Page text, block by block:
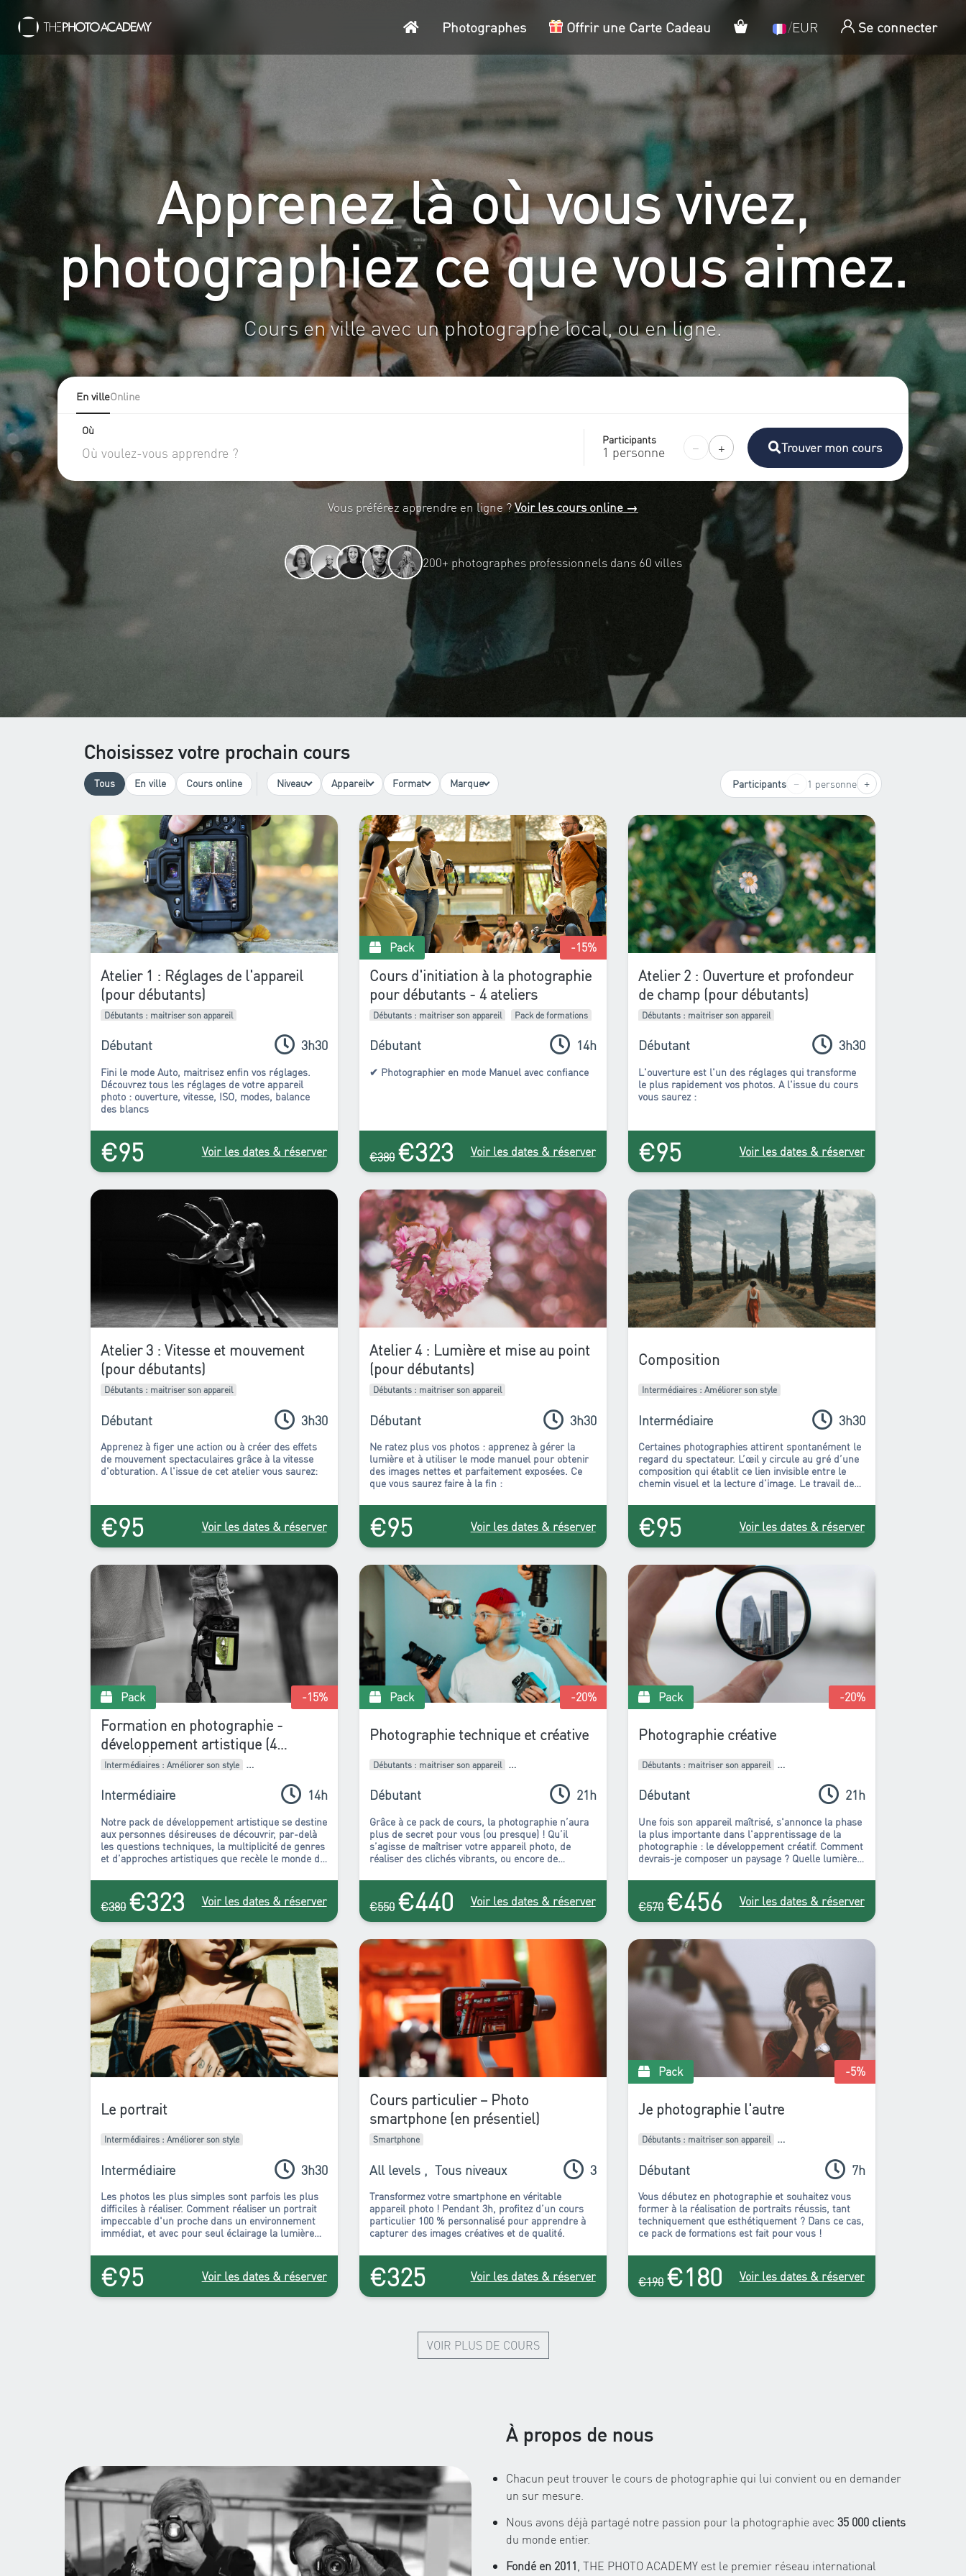
AccueilPhotographes Offrir une Carte Cadeau Panier/EUR Se connecter
Apprenez là où vous vivez,
photographiez ce que vous aimez.
Cours en ville avec un photographe local, ou en ligne.
En villeOnline
Où
Participants
1 personne − + Trouver mon cours
Vous préférez apprendre en ligne ?Voir les cours online →
200+ photographes professionnels dans 60 villes
Choisissez votre prochain cours
Tous En ville Cours online Niveau Appareil Format Marque Participants − 1 personne +
Atelier 1 : Réglages de l'appareil
(pour débutants)
Débutants : maitriser son appareil
Débutant 3h30
Fini le mode Auto, maitrisez enfin vos réglages.
Découvrez tous les réglages de votre appareil
photo : ouverture, vitesse, ISO, modes, balance
des blancs
€95 Voir les dates & réserver
Pack -15%
Cours d'initiation à la photographie
pour débutants - 4 ateliers
Débutants : maitriser son appareil Pack de formations
Débutant 14h
✔ Photographier en mode Manuel avec confiance
€380 €323 Voir les dates & réserver
Atelier 2 : Ouverture et profondeur
de champ (pour débutants)
Débutants : maitriser son appareil
Débutant 3h30
L'ouverture est l'un des réglages qui transforme
le plus rapidement vos photos. A l'issue du cours
vous saurez :
€95 Voir les dates & réserver
Atelier 3 : Vitesse et mouvement
(pour débutants)
Débutants : maitriser son appareil
Débutant 3h30
Apprenez à figer une action ou à créer des effets
de mouvement spectaculaires grâce à la vitesse
d'obturation. A l'issue de cet atelier vous saurez:
€95 Voir les dates & réserver
Atelier 4 : Lumière et mise au point
(pour débutants)
Débutants : maitriser son appareil
Débutant 3h30
Ne ratez plus vos photos : apprenez à gérer la
lumière et à utiliser le mode manuel pour obtenir
des images nettes et parfaitement exposées. Ce
que vous saurez faire à la fin :
€95 Voir les dates & réserver
Composition
Intermédiaires : Améliorer son style
Intermédiaire 3h30
Certaines photographies attirent spontanément le
regard du spectateur. L’œil y circule au gré d’une
composition qui établit ce lien invisible entre le
chemin visuel et la lecture d’image. Le travail de
réel en favorisant les axes, les lignes, les entrées
et la circulation. Ce sont ces quelques points
essentiels que nous allons vous proposer de
perfectionner.
€95 Voir les dates & réserver
Pack -15%
Formation en photographie -
développement artistique (4
ateliers)
Intermédiaires : Améliorer son style
Intermédiaire 14h
Notre pack de développement artistique se destine
aux personnes désireuses de découvrir, par-delà
les questions techniques, la multiplicité de genres
et d’approches artistiques que recèle le monde de
€380 €323 Voir les dates & réserver
Pack -20%
Photographie technique et créative
Débutants : maitriser son appareil
Pack de formations
Débutant 21h
Grâce à ce pack de cours, la photographie n’aura
plus de secret pour vous (ou presque) ! Qu’il
s’agisse de maîtriser votre appareil photo, de
réaliser des clichés vibrants, ou encore de
€550 €440 Voir les dates & réserver
Pack -20%
Photographie créative
Débutants : maitriser son appareil
Pack de formations
Débutant 21h
Une fois son appareil maîtrisé, s'annonce la phase
la plus importante dans l'apprentissage de la
photographie : le développement créatif. Comment
devrais-je composer un paysage ? Quelle lumière
puis-je rendre compte d'une ambiance nocturne ?
Quel point de vue choisir pour rendre compte de la
beauté de ce bâtiment ? Autant de questions qui
trouveront réponses au fil des formations de ce
d'inspiration ; chose nécessaire pour
expérimenter, créer, et commencer à
véritablement vous exprimer.
€570 €456 Voir les dates & réserver
Le portrait
Intermédiaires : Améliorer son style
Intermédiaire 3h30
Les photos les plus simples sont parfois les plus
difficiles à réaliser. Comment réaliser un portrait
impeccable d'un proche dans un environnement
immédiat, et avec pour seul éclairage la lumière
pour autant réussir un portrait expressif et bien
géré techniquement ? Soyez-en sûr, vous
trouverez les réponses à ces questions dans
l’atelier Portrait !
€95 Voir les dates & réserver
Cours particulier – Photo
smartphone (en présentiel)
Smartphone
All levels , Tous niveaux 3
Transformez votre smartphone en véritable
appareil photo ! Pendant 3h, profitez d’un cours
particulier 100 % personnalisé pour apprendre à
capturer des images créatives et de qualité.
€325 Voir les dates & réserver
Pack -5%
Je photographie l'autre
Débutants : maitriser son appareil
Pack de formations
Débutant 7h
Vous débutez en photographie et souhaitez vous
former à la réalisation de portraits réussis, tant
techniquement que esthétiquement ? Dans ce cas,
ce pack de formations est fait pour vous !
€190 €180 Voir les dates & réserver
VOIR PLUS DE COURS
À propos de nous
Chacun peut trouver le cours de photographie qui lui convient ou en demander
un sur mesure.
Nous avons déjà partagé notre passion pour la photographie avec 35 000 clients
du monde entier.
Fondé en 2011 , THE PHOTO ACADEMY est le premier réseau international